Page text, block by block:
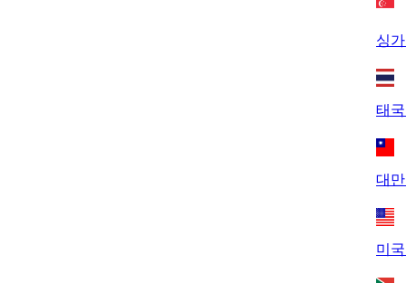
싱
태
대
미